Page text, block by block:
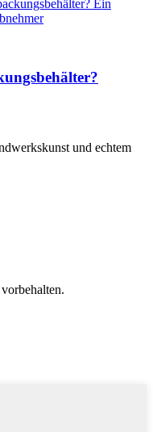
und echtem